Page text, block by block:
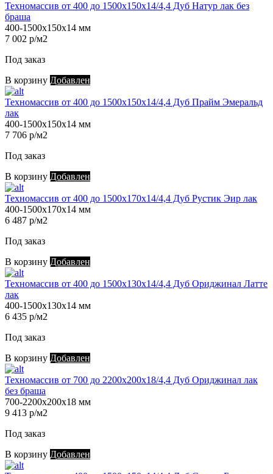
Техномассив от 400 до 1500х150х14/4,4 Дуб Натур лак без
браша
400-1500х150х14 мм
7 002 р/м2
Под заказ
В корзину Добавлен
Техномассив от 400 до 1500х150х14/4,4 Дуб Прайм Эмеральд
лак
400-1500х150х14 мм
7 706 р/м2
Под заказ
В корзину Добавлен
Техномассив от 400 до 1500х170х14/4,4 Дуб Рустик Эир лак
400-1500х170х14 мм
6 487 р/м2
Под заказ
В корзину Добавлен
Техномассив от 400 до 1500х130х14/4,4 Дуб Ориджинал Латте
лак
400-1500х130х14 мм
6 435 р/м2
Под заказ
В корзину Добавлен
Техномассив от 700 до 2200х200х18/4,4 Дуб Ориджинал лак
без браша
700-2200х200х18 мм
9 413 р/м2
Под заказ
В корзину Добавлен